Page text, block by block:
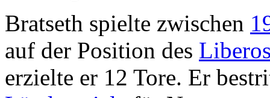
Bratseth spielte zwischen
auf der Position des
erzielte er 12 Tore. Er